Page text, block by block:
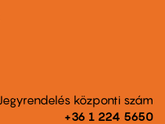
központi szám
+36 1 224 5650